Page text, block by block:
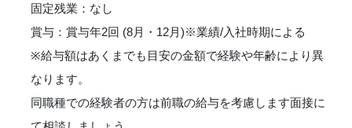
固定残業：なし
賞与：賞与年2回 (8月・12月)※業績/入社時期による
※給与額はあくまでも目安の金額で経験や年齢により異
なります。
同職種での経験者の方は前職の給与を考慮します面接に